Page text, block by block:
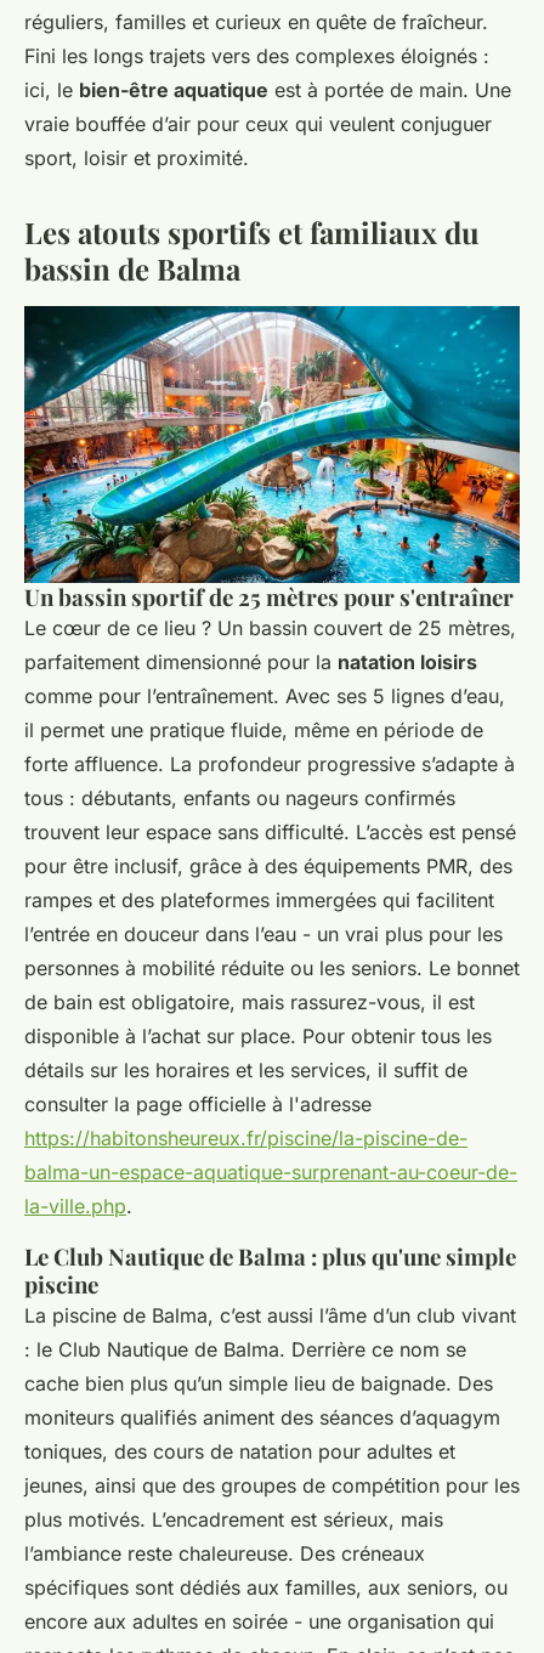
réguliers, familles et curieux en quête de fraîcheur.
Fini les longs trajets vers des complexes éloignés :
ici, le bien-être aquatique est à portée de main. Une
vraie bouffée d’air pour ceux qui veulent conjuguer
sport, loisir et proximité.
Les atouts sportifs et familiaux du
bassin de Balma
Un bassin sportif de 25 mètres pour s'entraîner
Le cœur de ce lieu ? Un bassin couvert de 25 mètres,
parfaitement dimensionné pour la natation loisirs
comme pour l’entraînement. Avec ses 5 lignes d’eau,
il permet une pratique fluide, même en période de
forte affluence. La profondeur progressive s’adapte à
tous : débutants, enfants ou nageurs confirmés
trouvent leur espace sans difficulté. L’accès est pensé
pour être inclusif, grâce à des équipements PMR, des
rampes et des plateformes immergées qui facilitent
l’entrée en douceur dans l’eau - un vrai plus pour les
personnes à mobilité réduite ou les seniors. Le bonnet
de bain est obligatoire, mais rassurez-vous, il est
disponible à l’achat sur place. Pour obtenir tous les
détails sur les horaires et les services, il suffit de
consulter la page officielle à l'adresse
https://habitonsheureux.fr/piscine/la-piscine-de-
balma-un-espace-aquatique-surprenant-au-coeur-de-
la-ville.php.
Le Club Nautique de Balma : plus qu'une simple
piscine
La piscine de Balma, c’est aussi l’âme d’un club vivant
: le Club Nautique de Balma. Derrière ce nom se
cache bien plus qu’un simple lieu de baignade. Des
moniteurs qualifiés animent des séances d’aquagym
toniques, des cours de natation pour adultes et
jeunes, ainsi que des groupes de compétition pour les
plus motivés. L’encadrement est sérieux, mais
l’ambiance reste chaleureuse. Des créneaux
spécifiques sont dédiés aux familles, aux seniors, ou
encore aux adultes en soirée - une organisation qui